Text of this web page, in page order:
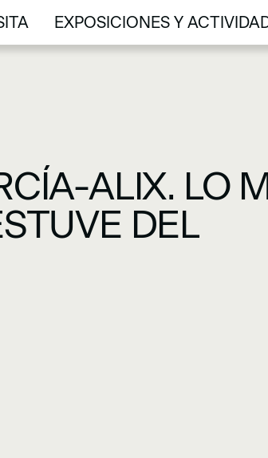
EXPOSICIONES Y
EXPOSICIONES Y
ALIX. LO
DEL